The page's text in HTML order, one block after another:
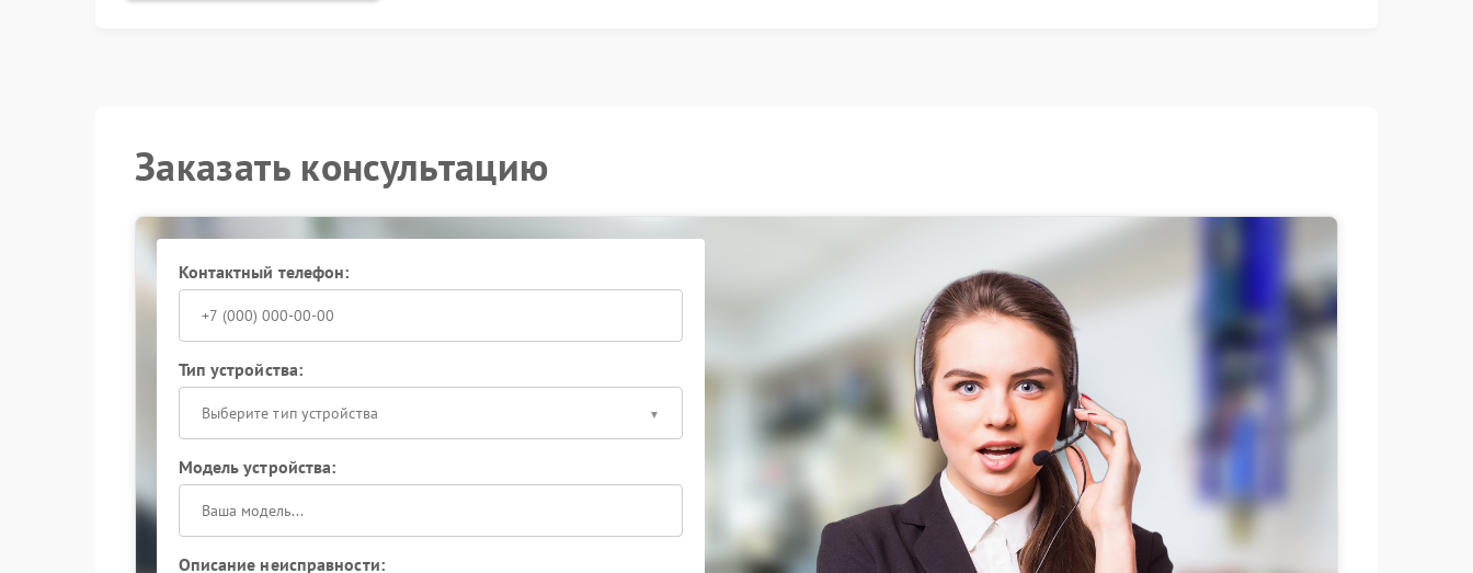
Заказать консультацию
Контактный телефон:
Тип устройства:
Выберите тип устройства
Модель устройства:
Описание неисправности: